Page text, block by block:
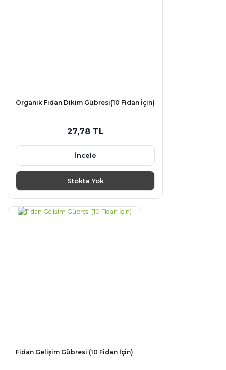
Organik Fidan Dikim Gübresi(10 Fidan İçin)
27,78 TL
İncele
Stokta Yok
Fidan Gelişim Gübresi (10 Fidan İçin)